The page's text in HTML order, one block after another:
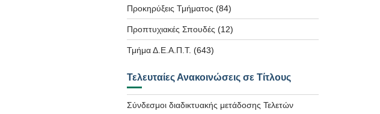
Προκηρύξεις Τμήματος (84)
Προπτυχιακές Σπουδές (12)
Τμήμα Δ.Ε.Α.Π.Τ. (643)
Τελευταίες Ανακοινώσεις σε Τίτλους
Σύνδεσμοι διαδικτυακής μετάδοσης Τελετών